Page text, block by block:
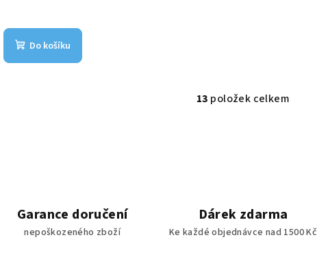
Do košíku
O
c
í
13 položek celkem
Garance doručení
nepoškozeného zboží
Dárek zdarma
Ke každé objednávce nad 1500 Kč